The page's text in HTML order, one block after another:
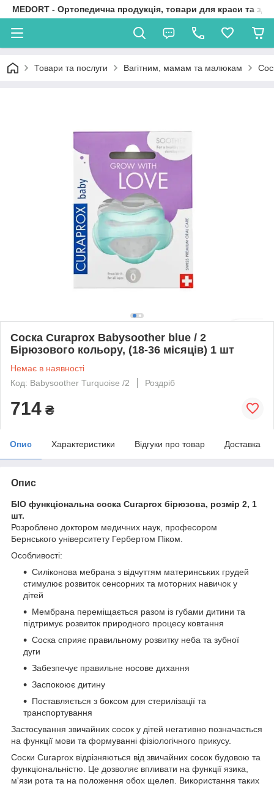
MEDORT - Ортопедична продукція, товари для краси та
Товари та послуги Вагітним, мамам та малюкам
Соска Curaprox Babysoother blue / 2
Бірюзового кольору, (18-36 місяців) 1 шт
Немає в наявності
Код: Babysoother Turquoise /2
Роздріб
714 ₴
Опис Характеристики Відгуки про товар Доставка
Опис
БІО функціональна соска Curaprox бірюзова, розмір 2, 1
шт.
Розроблено доктором медичних наук, професором
Бернського університету Гербертом Піком.
Особливості:
Силіконова мебрана з відчуттям материнських грудей
стимулює розвиток сенсорних та моторних навичок у
дітей
Мембрана переміщається разом із губами дитини та
підтримує розвиток природного процесу ковтання
Соска сприяє правильному розвитку неба та зубної
дуги
Забезпечує правильне носове дихання
Заспокоює дитину
Поставляється з боксом для стерилізації та
транспортування
Застосування звичайних сосок у дітей негативно позначається
на функції мови та формуванні фізіологічного прикусу.
Соски Curaprox відрізняються від звичайних сосок будовою та
функціональністю. Це дозволяє впливати на функції язика,
м'язи рота та на положення обох щелеп. Використання таких